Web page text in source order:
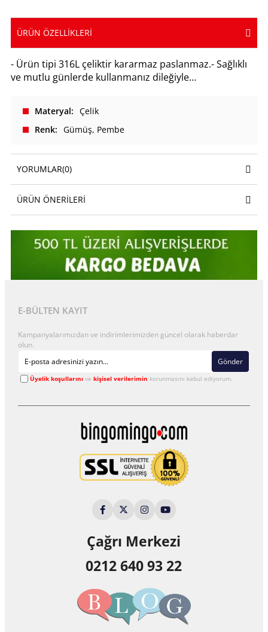
ÜRÜN ÖZELLIKLERI
- Ürün tipi 316L çeliktir kararmaz paslanmaz.- Sağlıklı
ve mutlu günlerde kullanmanız dileğiyle…
Materyal
Çelik
Renk
Gümüş Pembe
YORUMLAR(0)
ÜRÜN ÖNERILERI
E-BÜLTEN KAYIT
Kampanyalarımızdan ve indirimlerimizden güncel olarak haberdar
olun.
Gönder
Üyelik koşullarınıve kişisel verilerimin korunmasını kabul ediyorum.
Çağrı Merkezi
0212 640 93 22